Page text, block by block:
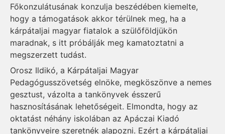
Főkonzulátusának konzulja beszédében kiemelte,
hogy a támogatások akkor térülnek meg, ha a
kárpátaljai magyar fiatalok a szülőföldjükön
maradnak, s itt próbálják meg kamatoztatni a
megszerzett tudást.
Orosz Ildikó, a Kárpátaljai Magyar
Pedagógusszövetség elnöke, megköszönve a nemes
gesztust, vázolta a tankönyvek ésszerű
hasznosításának lehetőségeit. Elmondta, hogy az
oktatást néhány iskolában az Apáczai Kiadó
tankönyveire szeretnék alapozni. Ezért a kárpátaljai